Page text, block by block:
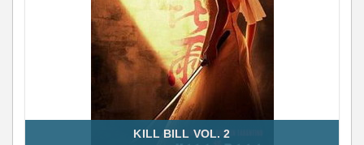
KILL BILL VOL. 2